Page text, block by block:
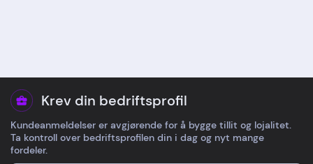
Krev din bedriftsprofil
Kundeanmeldelser er avgjørende for å bygge tillit og lojalitet.
Ta kontroll over bedriftsprofilen din i dag og nyt mange
fordeler.